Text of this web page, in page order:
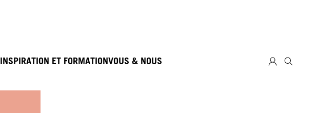
INSPIRATION ET FORMATIONVOUS & NOUS